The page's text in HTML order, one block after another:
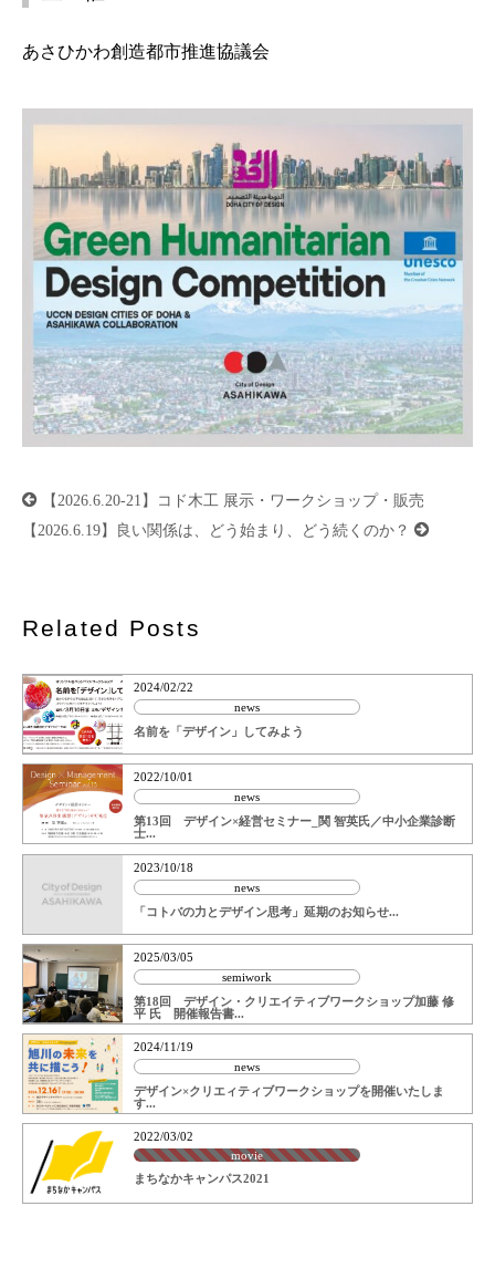
あさひかわ創造都市推進協議会
投
ナ
ン
【2026.6.20-21】コド木工 展示・ワークショップ・販売
【2026.6.19】良い関係は、どう始まり、どう続くのか？
Related Posts
2024/02/22
news
名前を「デザイン」してみよう
2022/10/01
news
第13回 デザイン×経営セミナー_関 智英氏／中小企業診断
士...
2023/10/18
news
「コトバの力とデザイン思考」延期のお知らせ...
2025/03/05
semiwork
第18回 デザイン・クリエイティブワークショップ加藤 修
平 氏 開催報告書...
2024/11/19
news
デザイン×クリエィティブワークショップを開催いたしま
す...
2022/03/02
movie
まちなかキャンパス2021